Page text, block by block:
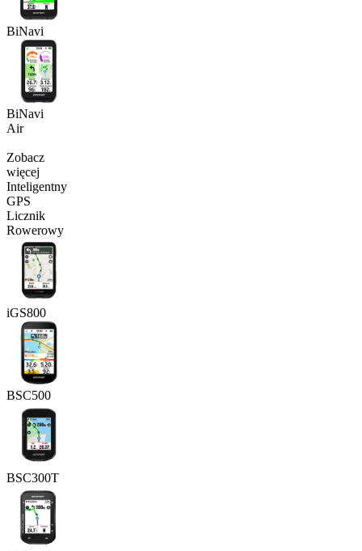
BiNavi
BiNavi
Air
Zobacz
więcej
Inteligentny
GPS
Licznik
Rowerowy
iGS800
BSC500
BSC300T